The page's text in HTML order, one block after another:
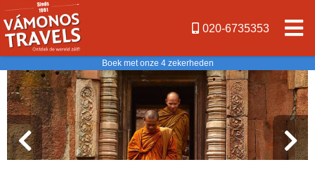
020-6735353
Boek met onze 4 zekerheden